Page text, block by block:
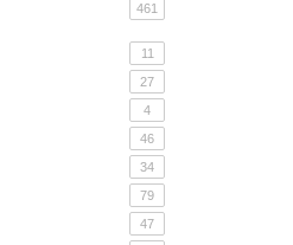
461
11
27
4
46
34
79
47